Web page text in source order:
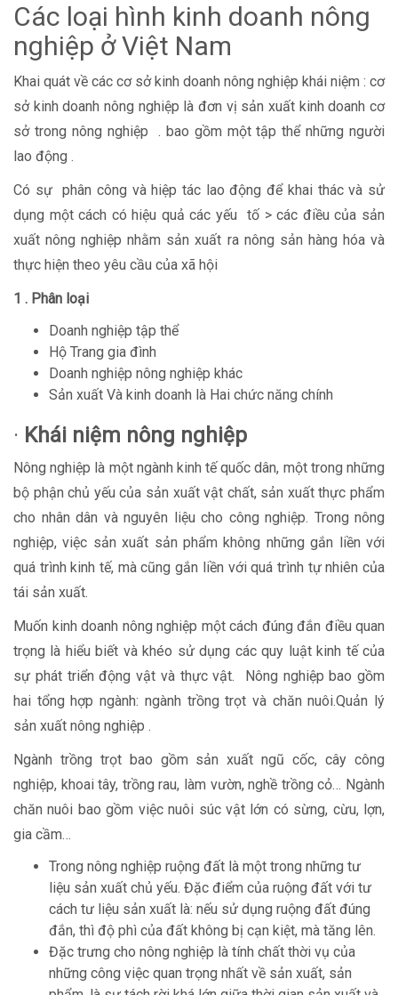
Các loại hình kinh doanh nông
nghiệp ở Việt Nam
Khai quát về các cơ sở kinh doanh nông nghiệp khái niệm : cơ
sở kinh doanh nông nghiệp là đơn vị sản xuất kinh doanh cơ
sở trong nông nghiệp . bao gồm một tập thể những người
lao động .
Có sự phân công và hiệp tác lao động để khai thác và sử
dụng một cách có hiệu quả các yếu tố > các điều của sản
xuất nông nghiệp nhằm sản xuất ra nông sản hàng hóa và
thực hiện theo yêu cầu của xã hội
1 . Phân loại
Doanh nghiệp tập thể
Hộ Trang gia đình
Doanh nghiệp nông nghiệp khác
Sản xuất Và kinh doanh là Hai chức năng chính
· Khái niệm nông nghiệp
Nông nghiệp là một ngành kinh tế quốc dân, một trong những
bộ phận chủ yếu của sản xuất vật chất, sản xuất thực phẩm
cho nhân dân và nguyên liệu cho công nghiệp. Trong nông
nghiệp, việc sản xuất sản phẩm không những gắn liền với
quá trình kinh tế, mà cũng gắn liền với quá trình tự nhiên của
tái sản xuất.
Muốn kinh doanh nông nghiệp một cách đúng đắn điều quan
trọng là hiểu biết và khéo sử dụng các quy luật kinh tế của
sự phát triển động vật và thực vật. Nông nghiệp bao gồm
hai tổng hợp ngành: ngành trồng trọt và chăn nuôi.Quản lý
sản xuất nông nghiệp .
Ngành trồng trọt bao gồm sản xuất ngũ cốc, cây công
nghiệp, khoai tây, trồng rau, làm vườn, nghề trồng cỏ… Ngành
chăn nuôi bao gồm việc nuôi súc vật lớn có sừng, cừu, lợn,
gia cầm…
Trong nông nghiệp ruộng đất là một trong những tư
liệu sản xuất chủ yếu. Đặc điểm của ruộng đất với tư
cách tư liệu sản xuất là: nếu sử dụng ruộng đất đúng
đắn, thì độ phì của đất không bị cạn kiệt, mà tăng lên.
Đặc trưng cho nông nghiệp là tính chất thời vụ của
những công việc quan trọng nhất về sản xuất, sản